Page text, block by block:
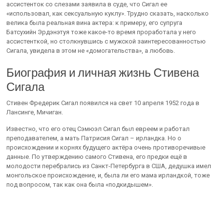
ассистенток со слезами заявила в суде, что Сигал ее
«использовал, как сексуальную куклу». Трудно сказать, насколько
велика была реальная вина актера: к примеру, его супруга
Батсухийн Эрдэнэтуя тоже какое-то время проработала у него
ассистенткой, но столкнувшись с мужской заинтересованностью
Сигала, увидела в этом не «домогательства», а любовь.
Биография и личная жизнь Стивена
Сигала
Стивен Фредерик Сигал появился на свет 10 апреля 1952 года в
Лансинге, Мичиган.
Известно, что его отец Сэмюэл Сигал был евреем и работал
преподавателем, а мать Патрисия Сигал – ирландка. Но о
происхождении и корнях будущего актёра очень противоречивые
данные. По утверждению самого Стивена, его предки ещё в
молодости перебрались из Санкт-Петербурга в США, дедушка имел
монгольское происхождение, и, была ли его мама ирландкой, тоже
под вопросом, так как она была «подкидышем».